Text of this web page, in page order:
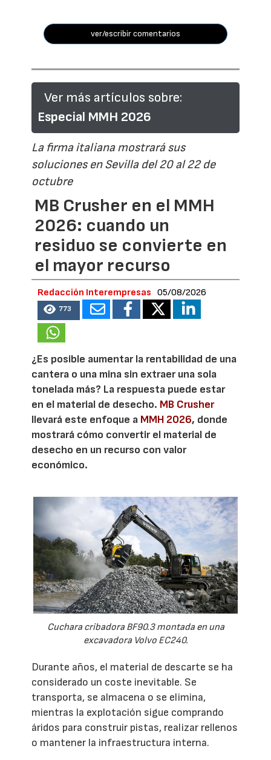
ver/escribir comentarios
Ver más artículos sobre:
Especial MMH 2026
La firma italiana mostrará sus
soluciones en Sevilla del 20 al 22 de
octubre
MB Crusher en el MMH
2026: cuando un
residuo se convierte en
el mayor recurso
Redacción Interempresas 05/08/2026
773
¿Es posible aumentar la rentabilidad de una
cantera o una mina sin extraer una sola
tonelada más? La respuesta puede estar
en el material de desecho. MB Crusher
llevará este enfoque a MMH 2026, donde
mostrará cómo convertir el material de
desecho en un recurso con valor
económico.
Cuchara cribadora BF90.3 montada en una
excavadora Volvo EC240.
Durante años, el material de descarte se ha
considerado un coste inevitable. Se
transporta, se almacena o se elimina,
mientras la explotación sigue comprando
áridos para construir pistas, realizar rellenos
o mantener la infraestructura interna.